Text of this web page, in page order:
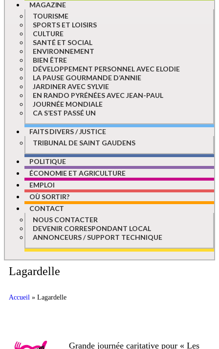
MAGAZINE
TOURISME
SPORTS ET LOISIRS
CULTURE
SANTÉ ET SOCIAL
ENVIRONNEMENT
BIEN ÊTRE
DÉVELOPPEMENT PERSONNEL AVEC ELODIE
LA PAUSE GOURMANDE D’ANNIE
JARDINER AVEC SYLVIE
EN RANDO PYRÉNÉES AVEC JEAN-PAUL
JOURNÉE MONDIALE
CA S’EST PASSÉ UN
FAITS DIVERS / JUSTICE
TRIBUNAL DE SAINT GAUDENS
POLITIQUE
ÉCONOMIE ET AGRICULTURE
EMPLOI
OÙ SORTIR?
CONTACT
NOUS CONTACTER
DEVENIR CORRESPONDANT LOCAL
ANNONCEURS / SUPPORT TECHNIQUE
Lagardelle
Accueil » Lagardelle
Grande journée caritative pour « Les